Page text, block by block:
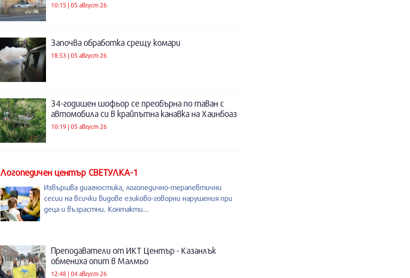
10:15 | 05 август 26
Започва обработка срещу комари
18:53 | 05 август 26
34-годишен шофьор се преобърна по таван с
автомобила си в крайпътна канавка на Хаинбоаз
10:19 | 05 август 26
Логопедичен център СВЕТУЛКА-1
Извършва диагностика, логопедично-терапевтични
сесии на всички видове езиково-говорни нарушения при
деца и възрастни. Контакти...
Преподаватели от ИКТ Център - Казанлък
обмениха опит в Малмьо
12:48 | 04 август 26